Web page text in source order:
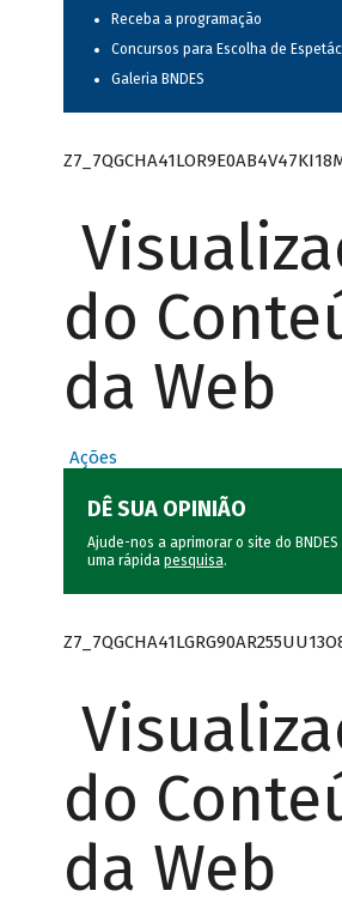
Receba a programação
Concursos para Escolha de
Galeria BNDES
do
da Web
Ações
DÊ SUA OPINIÃO
Ajude-nos a aprimorar o site do
uma rápida pesquisa.
do
da Web